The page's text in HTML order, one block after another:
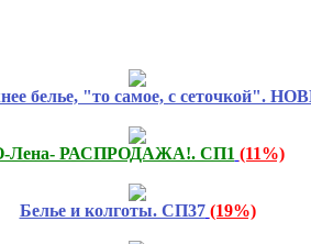
белье, "то самое, с сеточкой".
Лена- РАСПРОДАЖА!. СП1 (11%)
Белье и колготы. СП37 (19%)